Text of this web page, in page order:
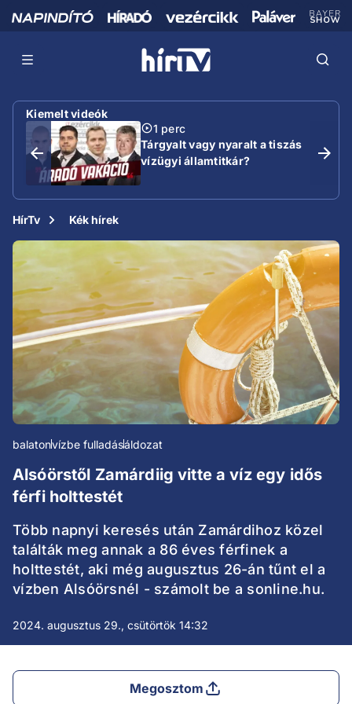
Kiemelt videók
1 perc
Tárgyalt vagy nyaralt a tiszás
vízügyi államtitkár?
HírTv Kék hírek
balatonvízbe fulladásáldozat
Alsóörstől Zamárdiig vitte a víz egy idős
férfi holttestét
Több napnyi keresés után Zamárdihoz közel
találták meg annak a 86 éves férfinek a
holttestét, aki még augusztus 26-án tűnt el a
vízben Alsóörsnél - számolt be a sonline.hu.
2024. augusztus 29., csütörtök 14:32
Megosztom